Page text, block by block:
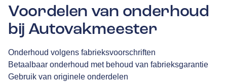
Voordelen van onderhoud
bij Autovakmeester
Onderhoud volgens fabrieksvoorschriften
Betaalbaar onderhoud met behoud van fabrieksgarantie
Gebruik van originele onderdelen